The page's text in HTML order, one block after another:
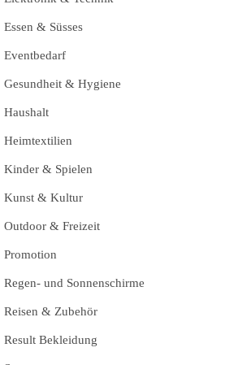
Essen & Süsses
Eventbedarf
Gesundheit & Hygiene
Haushalt
Heimtextilien
Kinder & Spielen
Kunst & Kultur
Outdoor & Freizeit
Promotion
Regen- und Sonnenschirme
Reisen & Zubehör
Result Bekleidung